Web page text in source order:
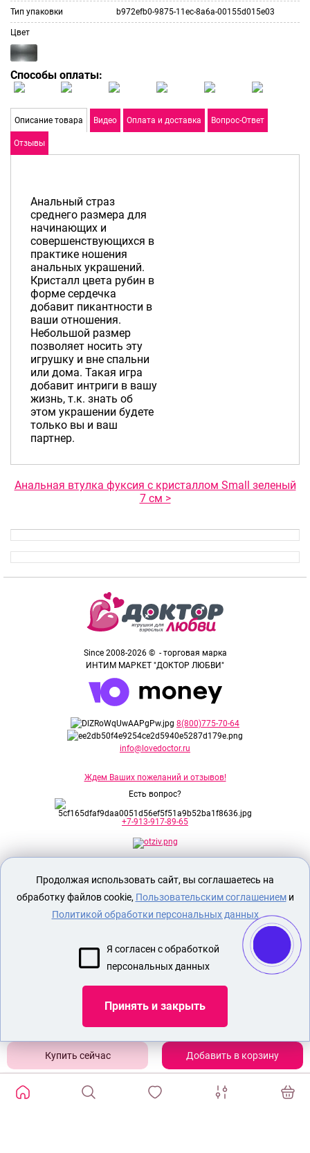
Добавить в корзину
Тип упаковки b972efb0-9875-11ec-8a6a-00155d015e03
Цвет
Способы оплаты:
Описание товара Видео Оплата и доставка Вопрос-Ответ
Отзывы
Анальный страз
среднего размера для
начинающих и
совершенствующихся в
практике ношения
анальных украшений.
Кристалл цвета рубин в
форме сердечка
добавит пикантности в
ваши отношения.
Небольшой размер
позволяет носить эту
игрушку и вне спальни
или дома. Такая игра
добавит интриги в вашу
жизнь, т.к. знать об
этом украшении будете
только вы и ваш
партнер.
Анальная втулка фуксия с кристаллом Small зеленый
7 см >
Since 2008-2026 © - торговая марка
ИНТИМ МАРКЕТ "ДОКТОР ЛЮБВИ"
8(800)775-70-64
info@lovedoctor.ru
Ждем Ваших пожеланий и отзывов!
Есть вопрос?
+7-913-917-89-65
исключительно для лиц старше 18 лет!
Евразийского соответствия.
ОПЛАТА И ДОСТАВКА
СЕКС ИГРУШКИ
БДСМ ИГРУШКИ
Показать еще
Продолжая использовать сайт, вы соглашаетесь на
обработку файлов cookie, Пользовательским соглашениеми
Политикой обработки персональных данных
Я согласен с обработкой
персональных данных
Принять и закрыть